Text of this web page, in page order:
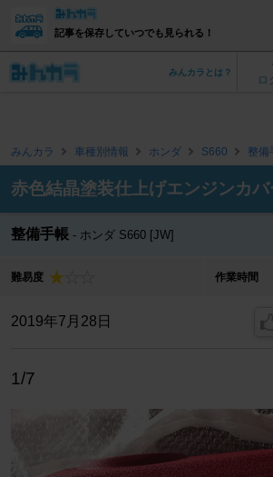
記事を保存していつでも見られる！
ロ
みんカラとは？
みんカラ 車種別情報 ホンダ S660 整備
赤色結晶塗装仕上げエンジンカ
整備手帳 ホンダ S660 [JW]
難易度 作業時間
2019年7月28日
1/7